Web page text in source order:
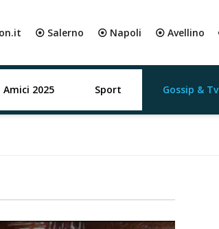
⦿ Salerno ⦿ Napoli ⦿ Avellino
Amici 2025 Sport Gossip & Tv